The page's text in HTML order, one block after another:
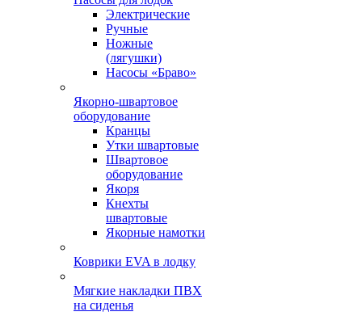
Электрические
Ручные
Ножные
(лягушки)
Насосы «Браво»
Якорно-швартовое
оборудование
Кранцы
Утки швартовые
Швартовое
оборудование
Якоря
Кнехты
швартовые
Якорные намотки
Коврики EVA в лодку
Мягкие накладки ПВХ
на сиденья